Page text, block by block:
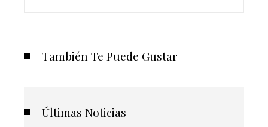
También Te Puede Gustar
Últimas Noticias